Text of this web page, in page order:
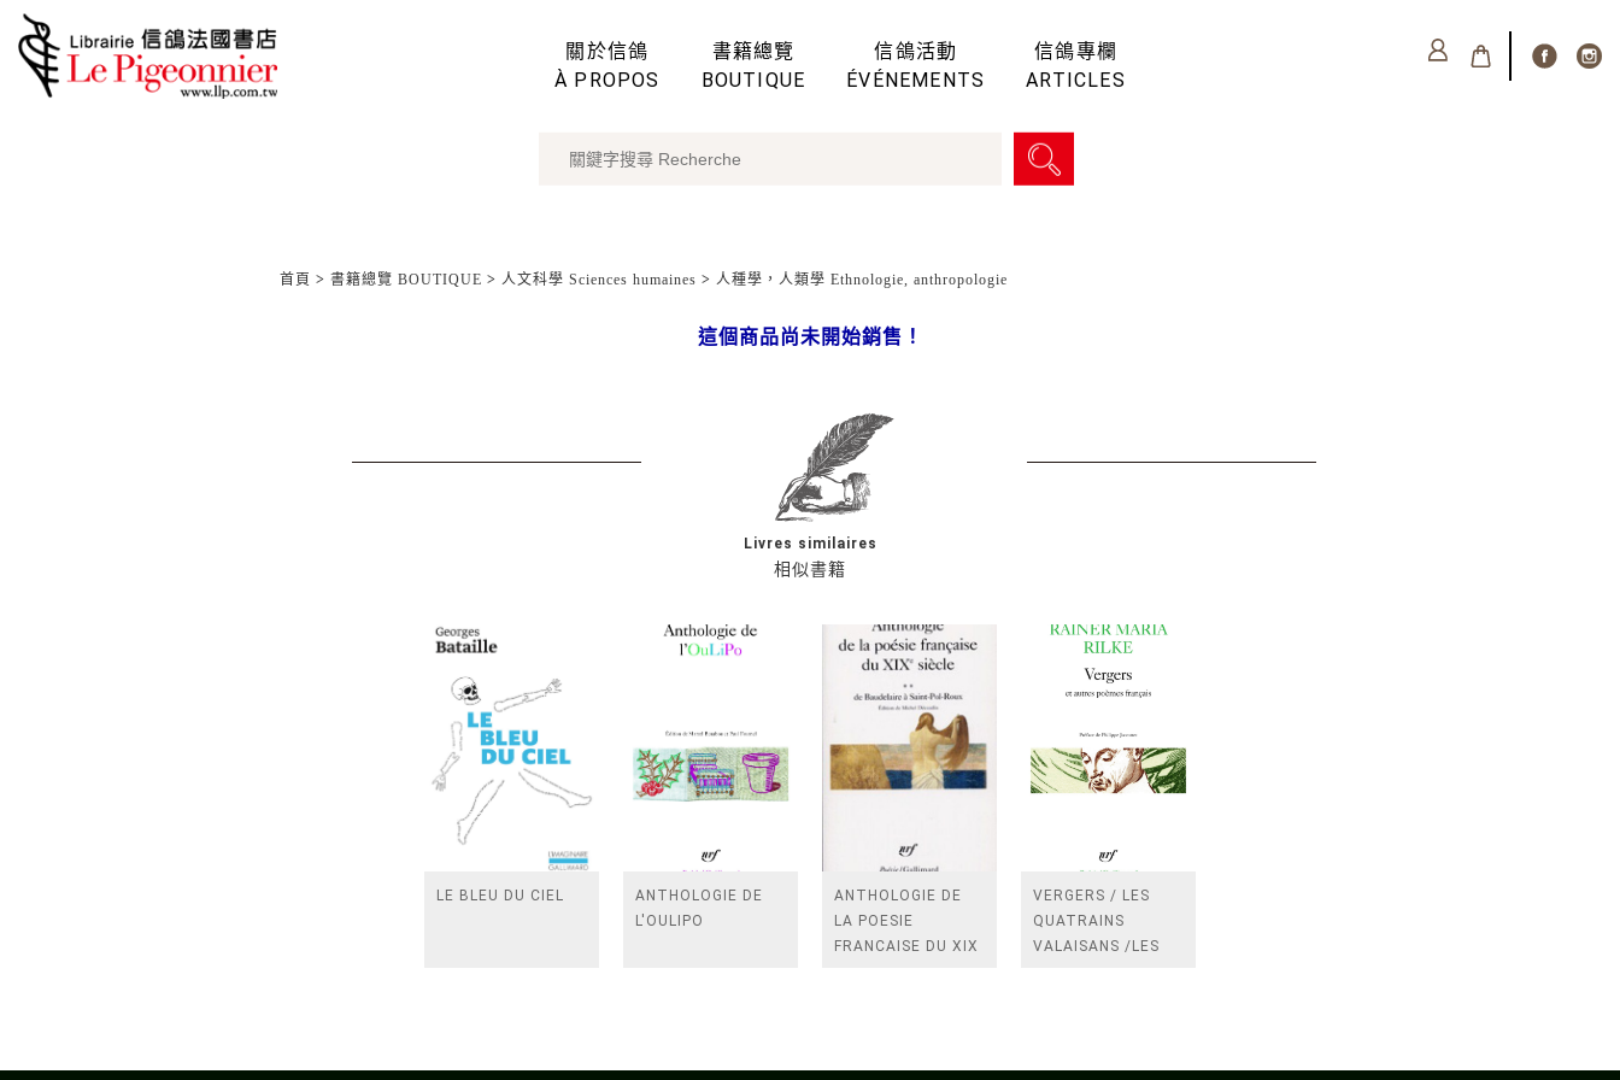
關於信鴿
À PROPOS
書籍總覽
BOUTIQUE
信鴿活動
ÉVÉNEMENTS
信鴿專欄
ARTICLES
首頁 > 書籍總覽 BOUTIQUE > 人文科學 Sciences humaines > 人種學，人類學 Ethnologie, anthropologie
這個商品尚未開始銷售！
相似書籍
Livres similaires
LE BLEU DU CIEL
ANTHOLOGIE DE
L'OULIPO
ANTHOLOGIE DE
LA POESIE
FRANCAISE DU XIX
VERGERS / LES
QUATRAINS
VALAISANS /LES